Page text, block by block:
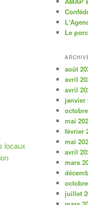
locaux
Le
août
avril
avril
janvier
mai
février
mai
avril
mars
juillet